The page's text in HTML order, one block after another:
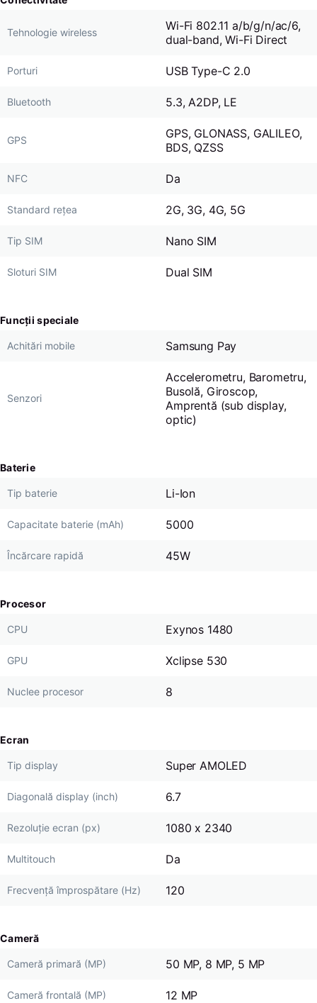
Tehnologie wireless
Wi-Fi 802.11 a/b/g/n/ac/6,
dual-band, Wi-Fi Direct
Porturi USB Type-C 2.0
Bluetooth 5.3, A2DP, LE
GPS
GPS, GLONASS, GALILEO,
BDS, QZSS
NFC Da
Standard rețea 2G, 3G, 4G, 5G
Tip SIM Nano SIM
Sloturi SIM Dual SIM
Funcții speciale
Achitări mobile Samsung Pay
Senzori
Accelerometru, Barometru,
Busolă, Giroscop,
Amprentă (sub display,
optic)
Baterie
Tip baterie Li-Ion
Capacitate baterie (mAh) 5000
Încărcare rapidă 45W
Procesor
CPU Exynos 1480
GPU Xclipse 530
Nuclee procesor 8
Ecran
Tip display Super AMOLED
Diagonală display (inch) 6.7
Rezoluție ecran (px) 1080 x 2340
Multitouch Da
Frecvență împrospătare (Hz) 120
Cameră
Cameră primară (MP) 50 MP, 8 MP, 5 MP
Cameră frontală (MP) 12 MP